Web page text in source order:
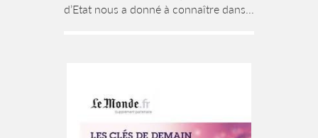
d’Etat nous a donné à connaître dans...